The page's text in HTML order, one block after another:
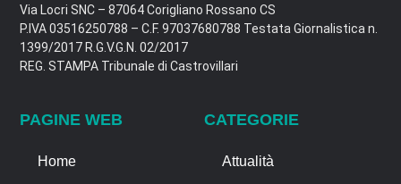
Via Locri SNC – 87064 Corigliano Rossano CS
P.IVA 03516250788 – C.F. 97037680788 Testata Giornalistica n.
1399/2017 R.G.V.G.N. 02/2017
REG. STAMPA Tribunale di Castrovillari
PAGINE WEB
Home
CATEGORIE
Attualità